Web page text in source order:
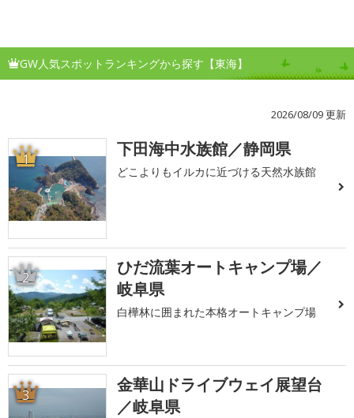
GW人気スポットランキングから探す【東海】
2026/08/09 更新
1 下田海中水族館／静岡県
どこよりもイルカに近づける天然水族館
2
ひだ流葉オートキャンプ場／
岐阜県
白樺林に囲まれた本格オートキャンプ場
3
金華山ドライブウェイ展望台
／岐阜県